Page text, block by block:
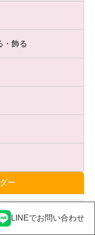
ー
・飾る
LINEでお問い合わせ